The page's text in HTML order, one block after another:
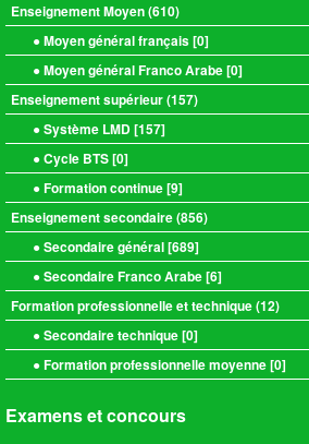
Enseignement Moyen (610)
● Moyen général français [0]
● Moyen général Franco Arabe [0]
Enseignement supérieur (157)
● Système LMD [157]
● Cycle BTS [0]
● Formation continue [9]
Enseignement secondaire (856)
● Secondaire général [689]
● Secondaire Franco Arabe [6]
Formation professionnelle et technique (12)
● Secondaire technique [0]
● Formation professionnelle moyenne [0]
Examens et concours